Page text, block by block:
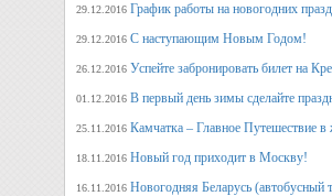
29.12.2016 График работы на новогодних
29.12.2016 С наступающим Новым Годом!
26.12.2016 Успейте забронировать билет на
01.12.2016 В первый день зимы сделайте
25.11.2016 Камчатка – Главное Путешествие
18.11.2016 Новый год приходит в Москву!
16.11.2016 Новогодняя Беларусь